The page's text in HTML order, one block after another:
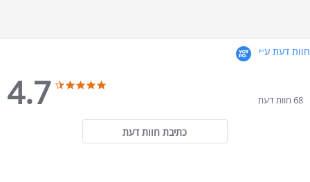
חוות דעת ע״י
4.7
4.7 star rating
68 חוות דעת
כתיבת חוות דעת